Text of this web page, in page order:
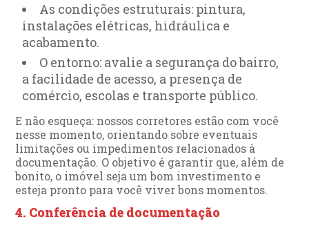
As condições estruturais: pintura,
instalações elétricas, hidráulica e
acabamento.
O entorno: avalie a segurança do bairro,
a facilidade de acesso, a presença de
comércio, escolas e transporte público.
E não esqueça: nossos corretores estão com você
nesse momento, orientando sobre eventuais
limitações ou impedimentos relacionados à
documentação. O objetivo é garantir que, além de
bonito, o imóvel seja um bom investimento e
esteja pronto para você viver bons momentos.
4. Conferência de documentação